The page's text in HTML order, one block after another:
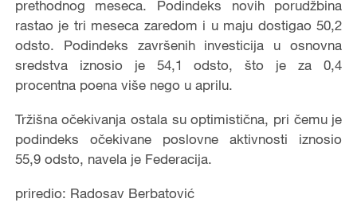
prethodnog meseca. Podindeks novih porudžbina
rastao je tri meseca zaredom i u maju dostigao 50,2
odsto. Podindeks završenih investicija u osnovna
sredstva iznosio je 54,1 odsto, što je za 0,4
procentna poena više nego u aprilu.
Tržišna očekivanja ostala su optimistična, pri čemu je
podindeks očekivane poslovne aktivnosti iznosio
55,9 odsto, navela je Federacija.
priredio: Radosav Berbatović